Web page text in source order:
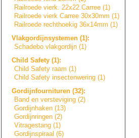
Railroede vierk. 22x22 Carree (1)
Railroede vierk Carree 30x30mm (1)
Railroede rechthoekig 36x14mm (1)
Vlakgordijnsystemen (1):
Schadebo vlakgordijn (1)
Child Safety (1):
Child Safety raam (1)
Child Safety insectenwering (1)
Gordijnfournituren (32):
Band en versteviging (2)
Gordijnhaken (13)
Gordijnringen (2)
Vitragestang (1)
Gordijnspiraal (6)